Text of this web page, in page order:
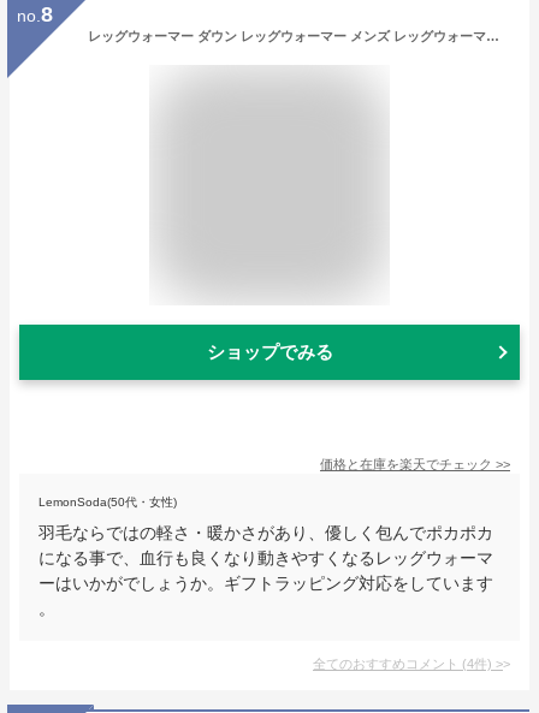
no. 8
レッグウォーマー ダウン レッグウォーマー メンズ レッグウォーマー ロング 羽毛 レッグウォーマー 冬用 足首ウォーマー レッグカバー 羽毛 レッグウォーマー 締め付けない レッグウォーマー レデイーズ 冬用 贈り物 敬老の日 プレゼント 孫 敬老の日 ギフト
ショップでみる
価格と在庫を楽天でチェック >>
LemonSoda(50代・女性)
羽毛ならではの軽さ・暖かさがあり、優しく包んでポカポカ
になる事で、血行も良くなり動きやすくなるレッグウォーマ
ーはいかがでしょうか。ギフトラッピング対応をしています
。
全てのおすすめコメント (4件) >